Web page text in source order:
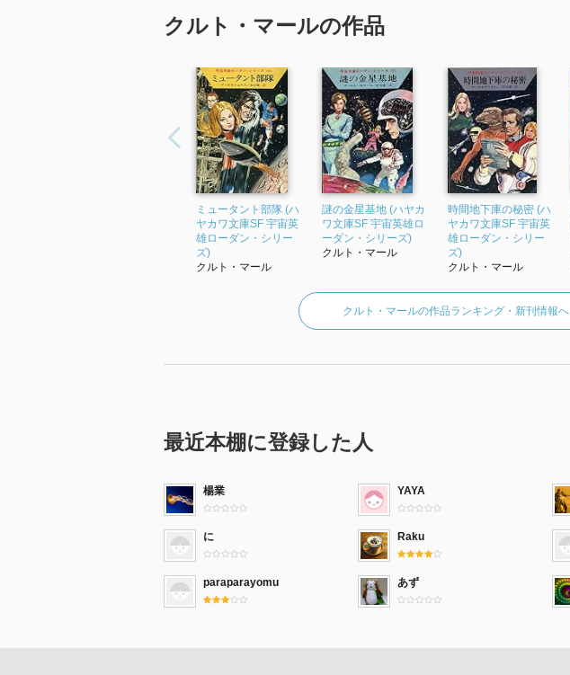
クルト・マールの作品
ミュータント部隊 (ハ
ヤカワ文庫SF 宇宙英
雄ローダン・シリー
ズ)
クルト・マール
謎の金星基地 (ハヤカ
ワ文庫SF 宇宙英雄ロ
ーダン・シリーズ)
クルト・マール
時間地下庫の秘密 (ハ
ヤカワ文庫SF 宇宙英
雄ローダン・シリー
ズ)
クルト・マール
クルト・マールの作品ランキング・新刊情報へ
最近本棚に登録した人
楊業 YAYA
に Raku
paraparayomu あず